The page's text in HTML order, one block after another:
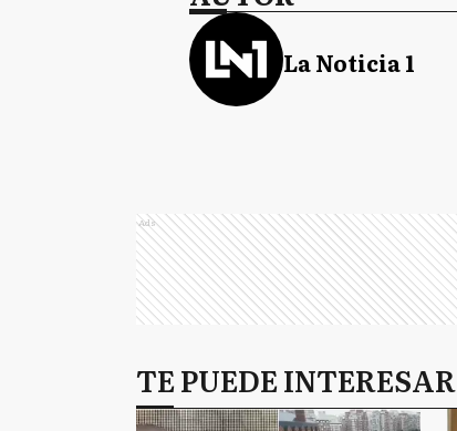
La Noticia 1
Ads
TE PUEDE INTERESAR